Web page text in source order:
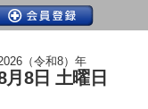
（令和8）年
月8日 土曜日